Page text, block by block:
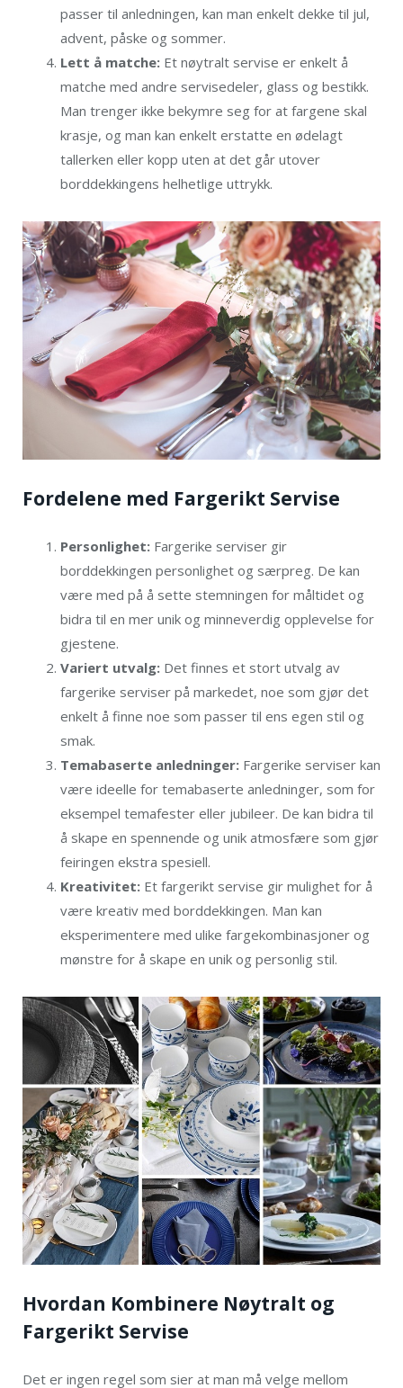
passer til anledningen, kan man enkelt dekke til jul,
advent, påske og sommer.
Lett å matche: Et nøytralt servise er enkelt å
matche med andre servisedeler, glass og bestikk.
Man trenger ikke bekymre seg for at fargene skal
krasje, og man kan enkelt erstatte en ødelagt
tallerken eller kopp uten at det går utover
borddekkingens helhetlige uttrykk.
Fordelene med Fargerikt Servise
Personlighet: Fargerike serviser gir
borddekkingen personlighet og særpreg. De kan
være med på å sette stemningen for måltidet og
bidra til en mer unik og minneverdig opplevelse for
gjestene.
Variert utvalg: Det finnes et stort utvalg av
fargerike serviser på markedet, noe som gjør det
enkelt å finne noe som passer til ens egen stil og
smak.
Temabaserte anledninger: Fargerike serviser kan
være ideelle for temabaserte anledninger, som for
eksempel temafester eller jubileer. De kan bidra til
å skape en spennende og unik atmosfære som gjør
feiringen ekstra spesiell.
Kreativitet: Et fargerikt servise gir mulighet for å
være kreativ med borddekkingen. Man kan
eksperimentere med ulike fargekombinasjoner og
mønstre for å skape en unik og personlig stil.
Hvordan Kombinere Nøytralt og
Fargerikt Servise
Det er ingen regel som sier at man må velge mellom